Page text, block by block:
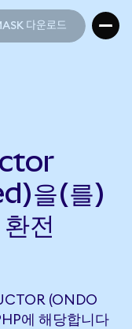
다운로드
을(를)
전
(ONDO
에 해당합니다